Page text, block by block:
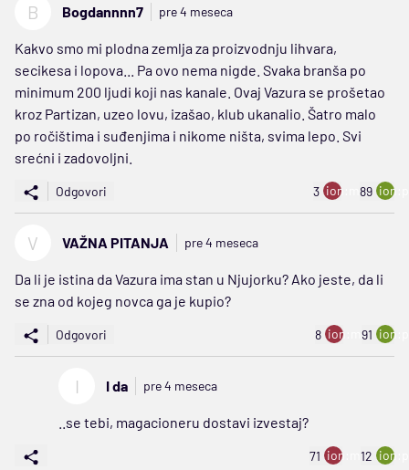
B Bogdannnn7 pre 4 meseca
Kakvo smo mi plodna zemlja za proizvodnju lihvara,
secikesa i lopova... Pa ovo nema nigde. Svaka branša po
minimum 200 ljudi koji nas kanale. Ovaj Vazura se prošetao
kroz Partizan, uzeo lovu, izašao, klub ukanalio. Šatro malo
po ročištima i suđenjima i nikome ništa, svima lepo. Svi
srećni i zadovoljni.
Odgovori 3 ion:minus
89
V VAŽNA PITANJA pre 4 meseca
Da li je istina da Vazura ima stan u Njujorku? Ako jeste, da li
se zna od kojeg novca ga je kupio?
Odgovori 8 ion:minus
91
I I da pre 4 meseca
..se tebi, magacioneru dostavi izvestaj?
71 ion:minus
12